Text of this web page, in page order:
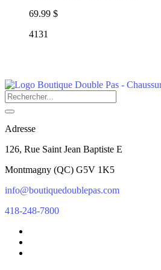
69.99 $
4131
Adresse
126, Rue Saint Jean Baptiste E
Montmagny (QC) G5V 1K5
info@boutiquedoublepas.com
418-248-7800